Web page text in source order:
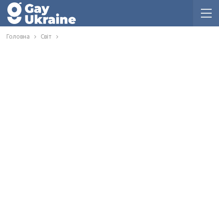
Головна Світ